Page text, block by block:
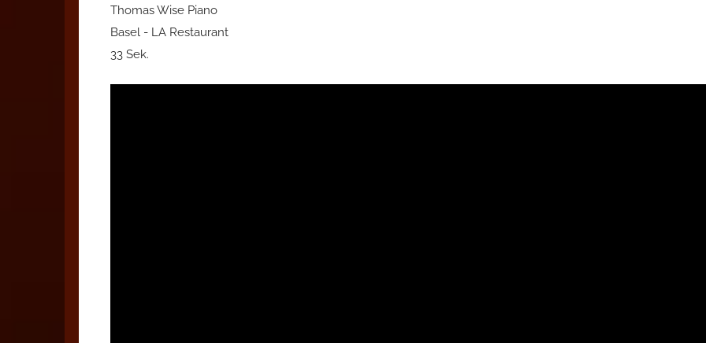
Thomas Wise Piano
Basel - LA Restaurant
33 Sek.